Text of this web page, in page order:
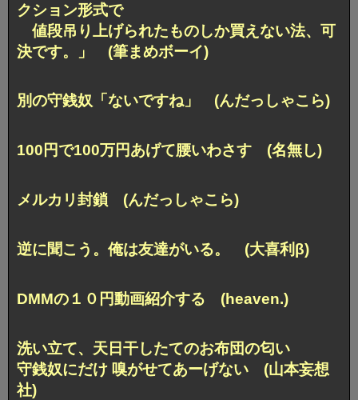
クション形式で
値段吊り上げられたものしか買えない法、可
決です。」 (筆まめボーイ)
別の守銭奴「ないですね」 (んだっしゃこら)
100円で100万円あげて腰いわさす (名無し)
メルカリ封鎖 (んだっしゃこら)
逆に聞こう。俺は友達がいる。 (大喜利β)
DMMの１０円動画紹介する (heaven.)
洗い立て、天日干したてのお布団の匂い
守銭奴にだけ 嗅がせてあーげない (山本妄想
社)